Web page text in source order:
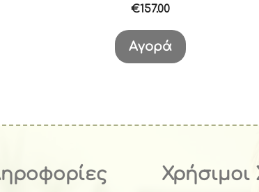
€157.00
Αγορά
Χρήσιμοι